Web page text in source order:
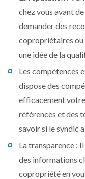
chez vous avant
demander des
copropriétaires ou
une idée de la
Les compétences
dispose des
efficacement
références et des
savoir si le syndic
La transparence :
des informations
copropriété en